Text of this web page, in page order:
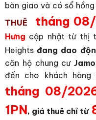
bàn giao và có sổ hồng
THUÊ
tháng
Hưng cập nhật từ thị
Heightsđang dao
căn hộ chung cư
đến cho khách
tháng 08/
1PN, giá thuê chỉ từ